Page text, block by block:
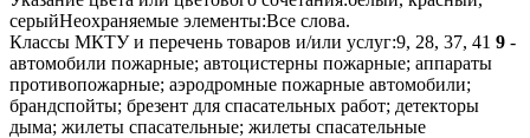
серыйНеохраняемые элементы:Все слова.
Классы МКТУ и перечень товаров и/или услуг:9, 28, 37, 41 9 -
автомобили пожарные; автоцистерны пожарные; аппараты
противопожарные; аэродромные пожарные автомобили;
брандспойты; брезент для спасательных работ; детекторы
дыма; жилеты спасательные; жилеты спасательные